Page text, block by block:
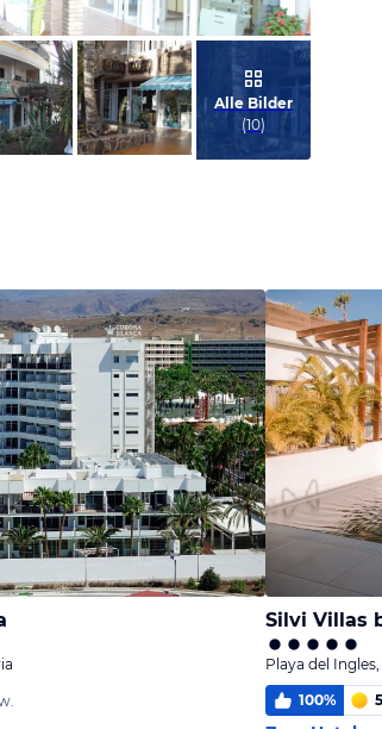
melden
Alle Bilder
(10)
Silvi Villas
Playa del
100%